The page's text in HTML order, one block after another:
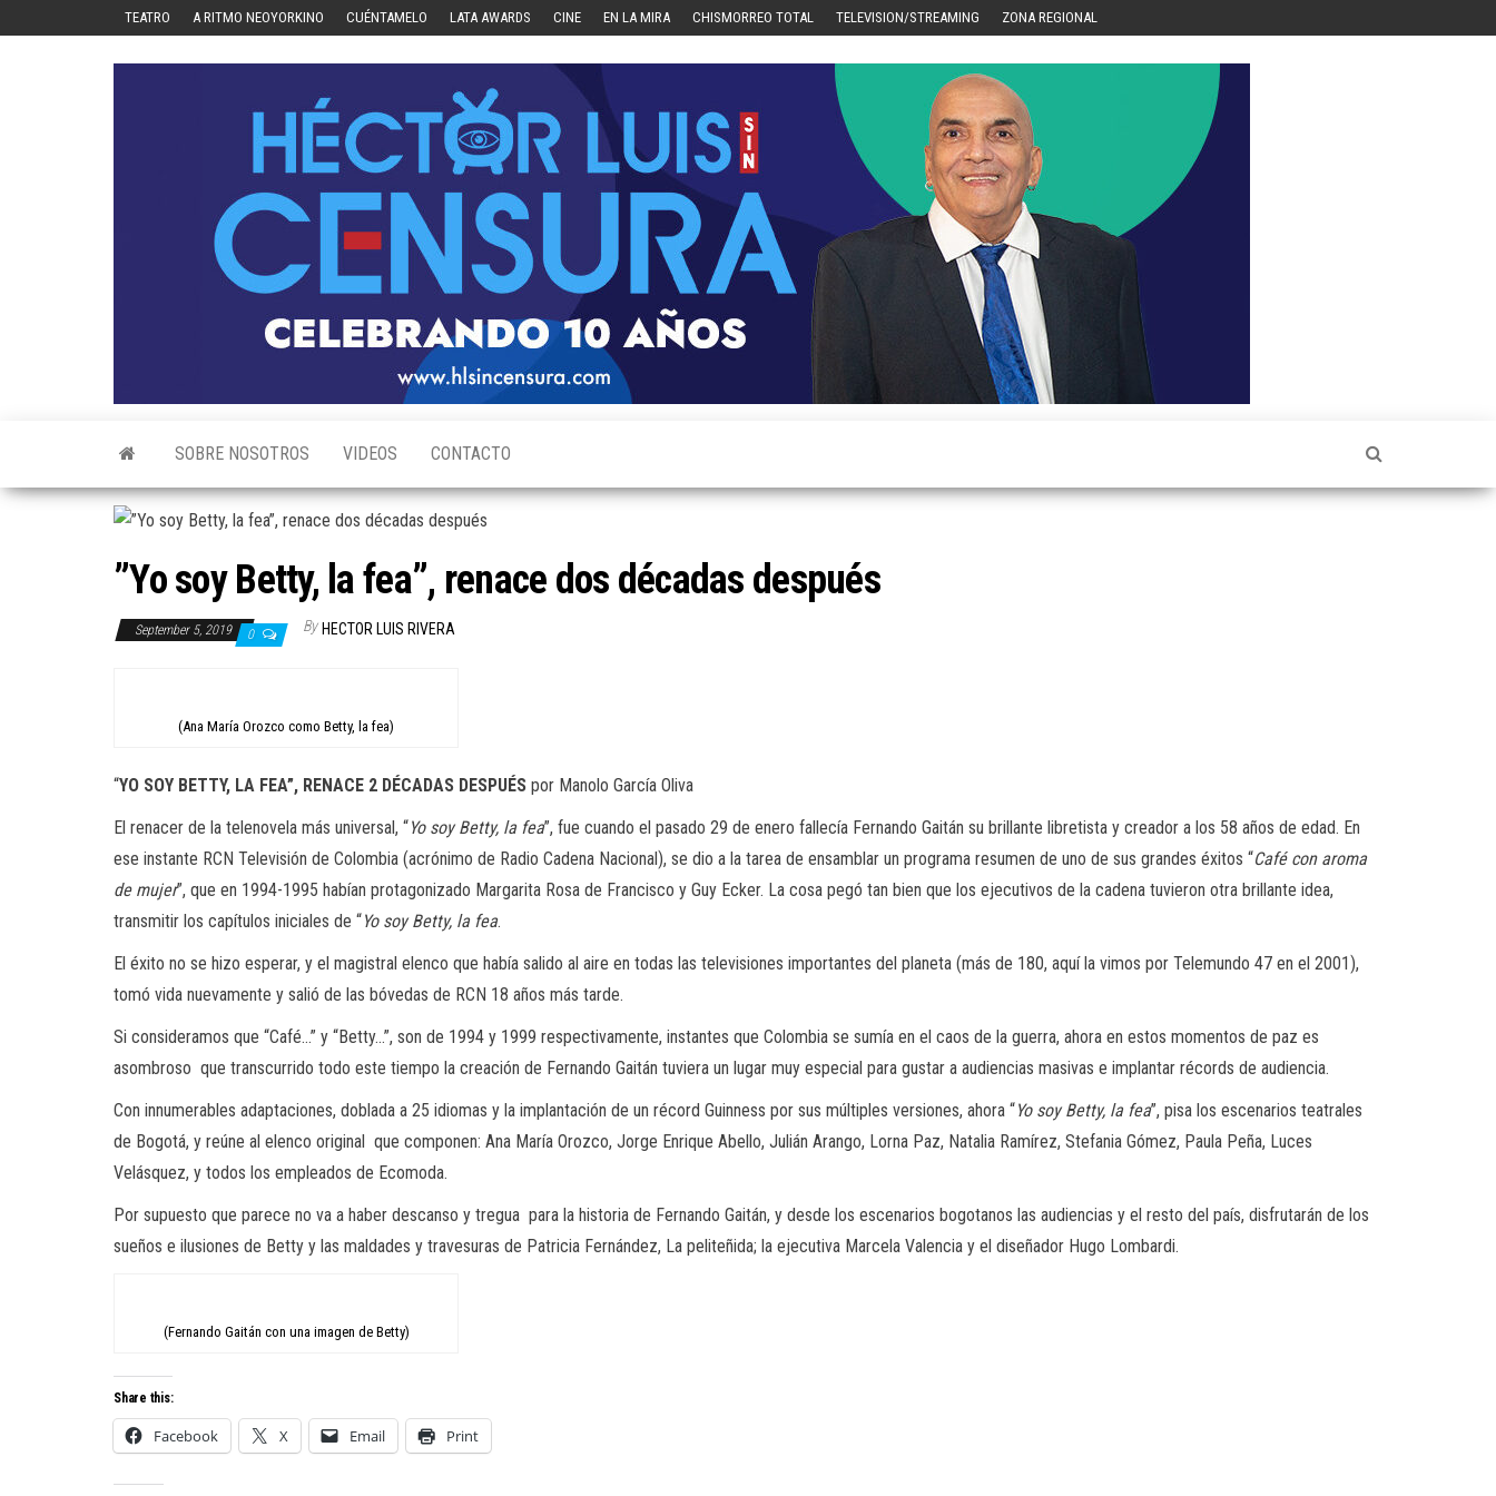
TEATRO A RITMO NEOYORKINO CUÉNTAMELO LATA AWARDS CINE EN LA MIRA CHISMORREO TOTAL TELEVISION/STREAMING ZONA REGIONAL
SOBRE NOSOTROS VIDEOS CONTACTO
”Yo soy Betty, la fea”, renace dos décadas después
September 5, 2019 0 By HECTOR LUIS RIVERA
(Ana María Orozco como Betty, la fea)
“YO SOY BETTY, LA FEA”, RENACE 2 DÉCADAS DESPUÉS por Manolo García Oliva
El renacer de la telenovela más universal, “Yo soy Betty, la fea”, fue cuando el pasado 29 de enero fallecía Fernando Gaitán su brillante libretista y creador a los 58 años de edad. En
ese instante RCN Televisión de Colombia (acrónimo de Radio Cadena Nacional), se dio a la tarea de ensamblar un programa resumen de uno de sus grandes éxitos “Café con aroma
de mujer”, que en 1994-1995 habían protagonizado Margarita Rosa de Francisco y Guy Ecker. La cosa pegó tan bien que los ejecutivos de la cadena tuvieron otra brillante idea,
transmitir los capítulos iniciales de “Yo soy Betty, la fea.
El éxito no se hizo esperar, y el magistral elenco que había salido al aire en todas las televisiones importantes del planeta (más de 180, aquí la vimos por Telemundo 47 en el 2001),
tomó vida nuevamente y salió de las bóvedas de RCN 18 años más tarde.
Si consideramos que “Café…” y “Betty…”, son de 1994 y 1999 respectivamente, instantes que Colombia se sumía en el caos de la guerra, ahora en estos momentos de paz es
asombroso que transcurrido todo este tiempo la creación de Fernando Gaitán tuviera un lugar muy especial para gustar a audiencias masivas e implantar récords de audiencia.
Con innumerables adaptaciones, doblada a 25 idiomas y la implantación de un récord Guinness por sus múltiples versiones, ahora “Yo soy Betty, la fea”, pisa los escenarios teatrales
de Bogotá, y reúne al elenco original que componen: Ana María Orozco, Jorge Enrique Abello, Julián Arango, Lorna Paz, Natalia Ramírez, Stefania Gómez, Paula Peña, Luces
Velásquez, y todos los empleados de Ecomoda.
Por supuesto que parece no va a haber descanso y tregua para la historia de Fernando Gaitán, y desde los escenarios bogotanos las audiencias y el resto del país, disfrutarán de los
sueños e ilusiones de Betty y las maldades y travesuras de Patricia Fernández, La peliteñida; la ejecutiva Marcela Valencia y el diseñador Hugo Lombardi.
(Fernando Gaitán con una imagen de Betty)
Share this:
Facebook X Email Print